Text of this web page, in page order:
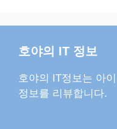
호야의 IT 정보
호야의 IT정보는 아
정보를 리뷰합니다.